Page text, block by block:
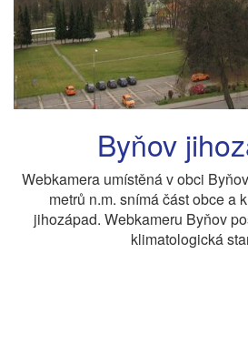
Byňov
Webkamera umístěná v obci
metrů n.m. snímá část obce a
jihozápad. Webkameru Byňov
klimatologická